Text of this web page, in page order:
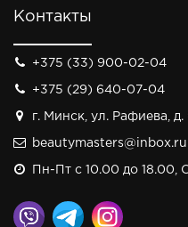
Контакты
+375 (33) 900-02-04
+375 (29) 640-07-04
г. Минск, ул. Рафиева, д.
beautymasters@inbox.ru
Пн-Пт с 10.00 до 18.00,